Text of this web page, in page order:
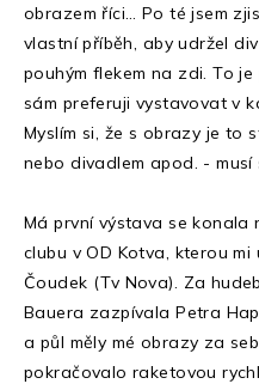
obrazem říci… Po té jsem
vlastní příběh, aby udržel
pouhým flekem na zdi. To
sám preferuji vystavovat v
Myslím si, že s obrazy je to
nebo divadlem apod. - musí
Má první výstava se konala
clubu v OD Kotva, kterou
Čoudek (Tv Nova). Za
Bauera zazpívala Petra
a půl měly mé obrazy za
pokračovalo raketovou